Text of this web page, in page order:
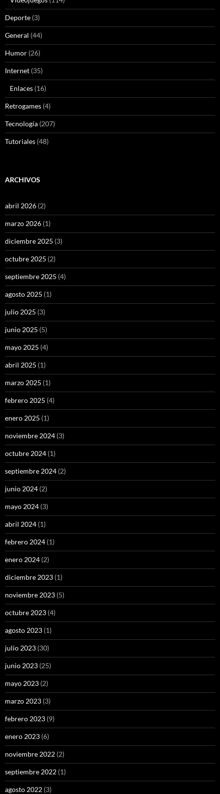
Deporte (3)
General (44)
Humor (26)
Internet (35)
Enlaces (16)
Retrogames (4)
Tecnología (207)
Tutoriales (48)
ARCHIVOS
abril 2026 (2)
marzo 2026 (1)
diciembre 2025 (3)
octubre 2025 (2)
septiembre 2025 (4)
agosto 2025 (1)
julio 2025 (3)
junio 2025 (5)
mayo 2025 (4)
abril 2025 (1)
marzo 2025 (1)
febrero 2025 (4)
enero 2025 (1)
noviembre 2024 (3)
octubre 2024 (1)
septiembre 2024 (2)
junio 2024 (2)
mayo 2024 (3)
abril 2024 (1)
febrero 2024 (1)
enero 2024 (2)
diciembre 2023 (1)
noviembre 2023 (5)
octubre 2023 (4)
agosto 2023 (1)
julio 2023 (30)
junio 2023 (25)
mayo 2023 (2)
marzo 2023 (3)
febrero 2023 (9)
enero 2023 (6)
noviembre 2022 (2)
septiembre 2022 (1)
agosto 2022 (3)